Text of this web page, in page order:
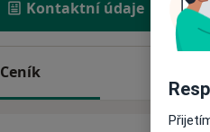
Kontaktní údaje
Ceník